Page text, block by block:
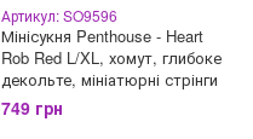
Артикул: SO9596
Мінісукня Penthouse - Heart
Rob Red L/XL, хомут, глибоке
декольте, мініатюрні стрінги
749 грн